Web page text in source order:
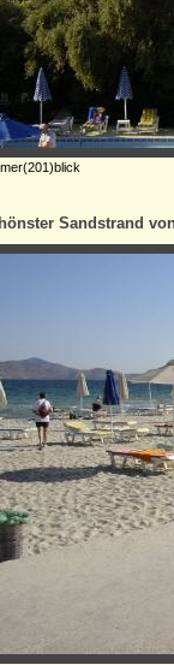
Sandstrand